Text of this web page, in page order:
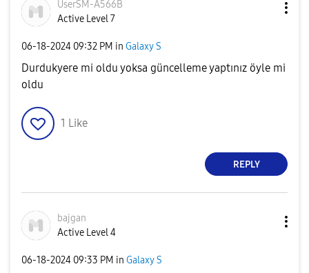
UserSM-A566B
Active Level 7
‎06-18-2024 09:32 PM in Galaxy S
Durdukyere mi oldu yoksa güncelleme yaptınız öyle mi
oldu
1 Like
REPLY
bajgan
Active Level 4
‎06-18-2024 09:33 PM in Galaxy S